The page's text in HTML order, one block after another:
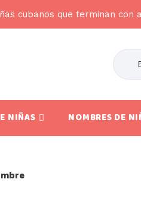
cubanos que terminan con a
NIÑAS NOMBRES DE